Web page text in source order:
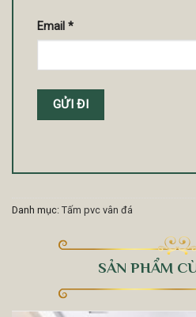
Email *
Danh mục: Tấm pvc vân đá
SẢN PHẨM